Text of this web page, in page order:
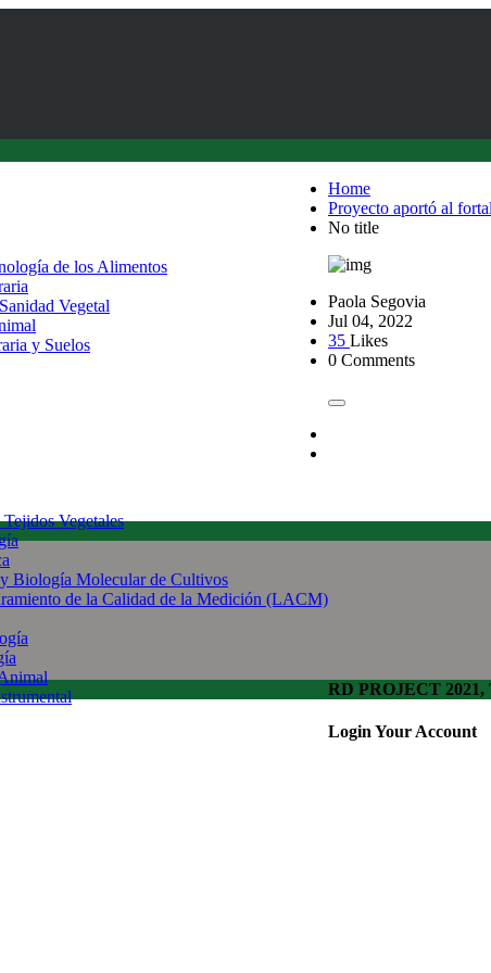
de los Alimentos
Vegetal
y Suelos
Vegetales
Biología Molecular de Cultivos
de la Calidad de la Medición (LACM)
Home
Proyecto aportó al
No title
Paola Segovia
Jul 04, 2022
35 Likes
0 Comments
RD PROJECT 2021,
Login Your Account